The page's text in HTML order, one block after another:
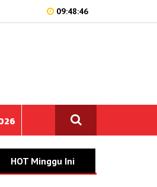
09:48:46
HOT Minggu Ini